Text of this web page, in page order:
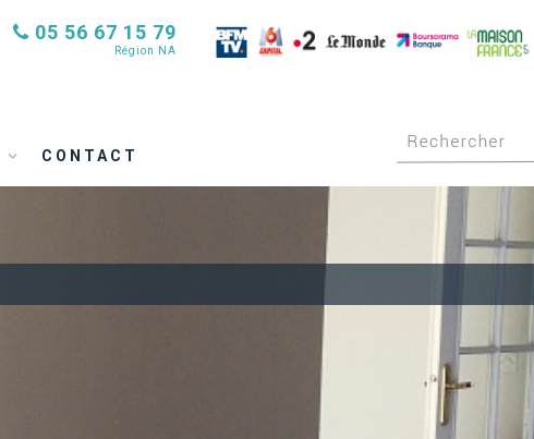
05 56 67 15 79
Région NA
CONTACT